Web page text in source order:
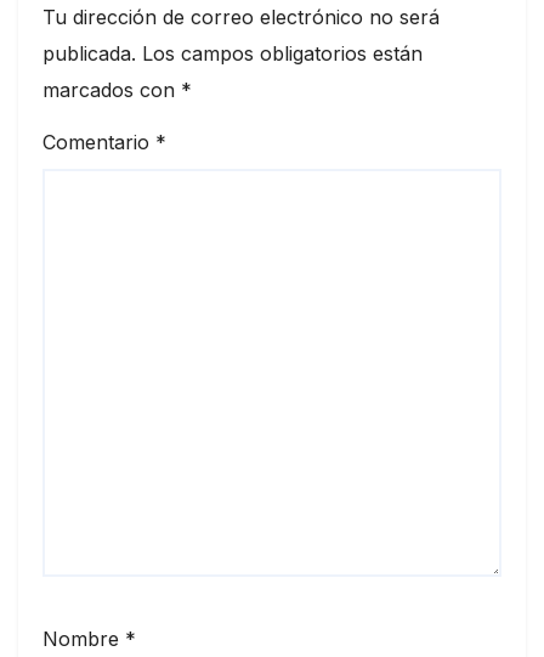
Tu dirección de correo electrónico no será
publicada. Los campos obligatorios están
marcados con *
Comentario *
Nombre *